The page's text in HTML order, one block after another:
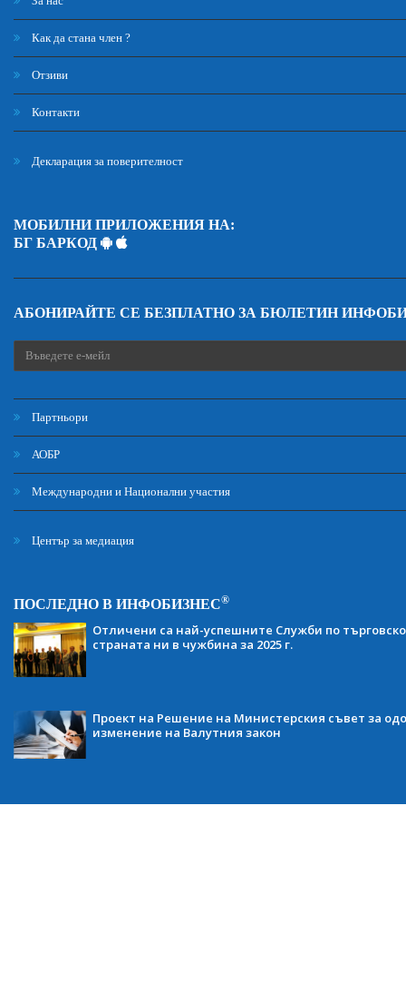
Как да стана член ?
Отзиви
Контакти
Декларация за поверителност
МОБИЛНИ ПРИЛОЖЕНИЯ НА:
БГ БАРКОД
АБОНИРАЙТЕ СЕ БЕЗПЛАТНО ЗА БЮЛЕТИН
Партньори
АОБР
Международни и Национални участия
Център за медиация
ПОСЛЕДНО В ИНФОБИЗНЕС®
Отличени са най-успешните Служби по
страната ни в чужбина за 2025 г.
Проект на Решение на Министерския съвет за
изменение на Валутния закон